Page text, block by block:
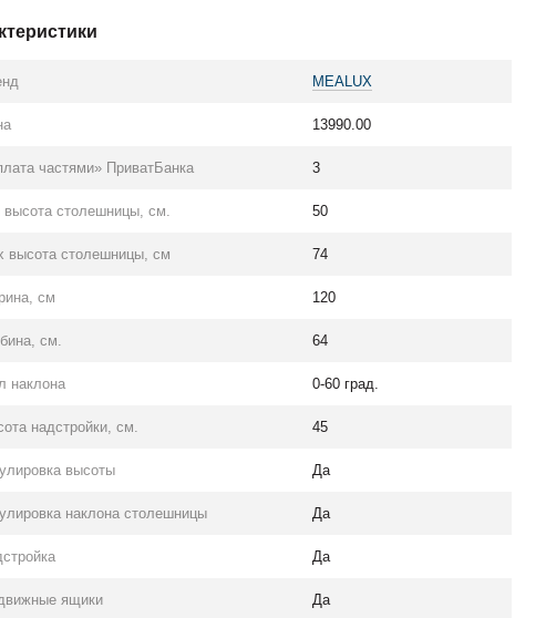
MEALUX
13990.00
частями» ПриватБанка 3
высота столешницы, см. 50
высота столешницы, см 74
см 120
см. 64
наклона 0-60 град.
надстройки, см. 45
высоты Да
наклона столешницы Да
Да
ящики Да